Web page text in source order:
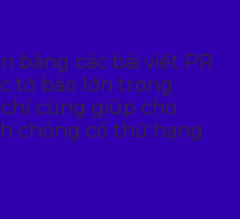
bằng các bài viết PR
tờ báo lớn trong
cũng giúp cho
chóng có thứ hạng